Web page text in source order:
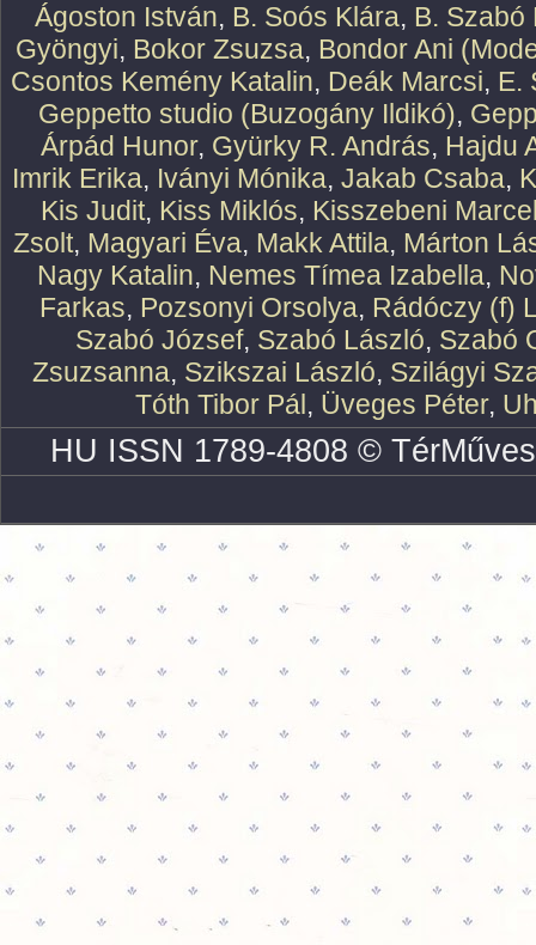
Ágoston István, B. Soós Klára, B. Szabó
Gyöngyi, Bokor Zsuzsa, Bondor Ani
Csontos Kemény Katalin, Deák Marcsi, E.
Geppetto studio (Buzogány Ildikó),
Árpád Hunor, Gyürky R. András, Hajdu
Imrik Erika, Iványi Mónika, Jakab Csaba,
Kis Judit, Kiss Miklós, Kisszebeni
Zsolt, Magyari Éva, Makk Attila, Márton
Nagy Katalin, Nemes Tímea Izabella,
Farkas, Pozsonyi Orsolya, Rádóczy (f)
Szabó József, Szabó László, Szabó
Zsuzsanna, Szikszai László, Szilágyi
Tóth Tibor Pál, Üveges Péter,
HU ISSN 1789-4808 ©